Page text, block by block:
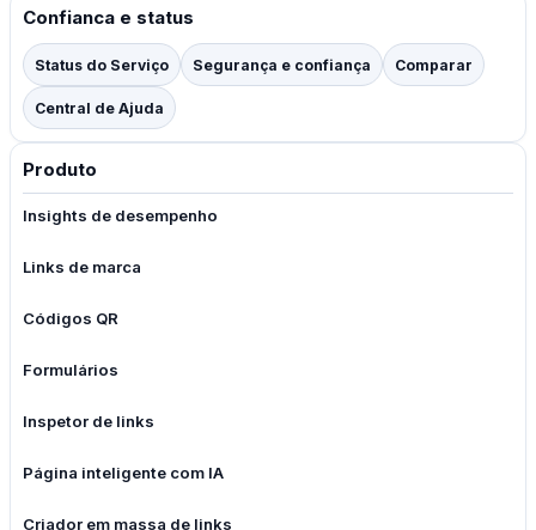
Confianca e status
Status do Serviço Segurança e confiança Comparar
Central de Ajuda
Produto
Insights de desempenho
Links de marca
Códigos QR
Formulários
Inspetor de links
Página inteligente com IA
Criador em massa de links